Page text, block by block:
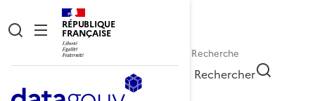
RÉPUBLIQUE
FRANÇAISE
Rechercher